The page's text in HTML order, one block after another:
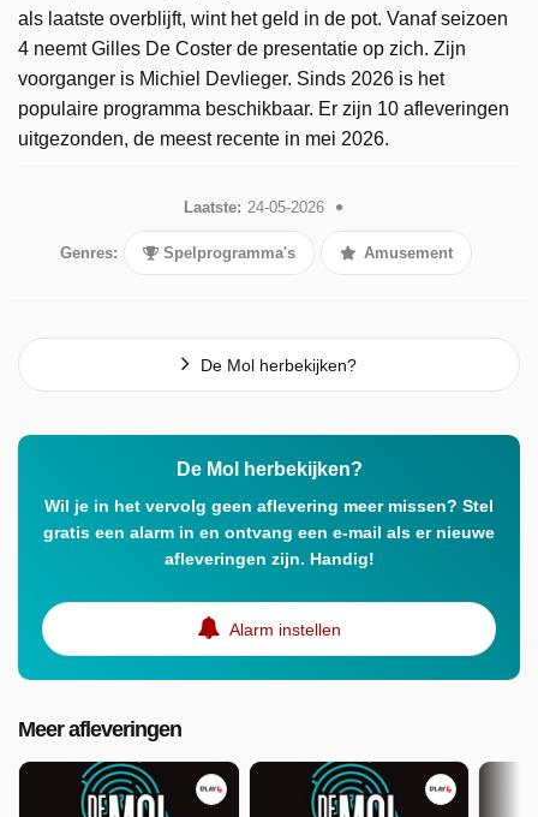
als laatste overblijft, wint het geld in de pot. Vanaf seizoen
4 neemt Gilles De Coster de presentatie op zich. Zijn
voorganger is Michiel Devlieger. Sinds 2026 is het
populaire programma beschikbaar. Er zijn 10 afleveringen
uitgezonden, de meest recente in mei 2026.
Laatste: 24-05-2026
Genres: Spelprogramma's Amusement
De Mol herbekijken?
De Mol herbekijken?
Wil je in het vervolg geen aflevering meer missen? Stel
gratis een alarm in en ontvang een e-mail als er nieuwe
afleveringen zijn. Handig!
Alarm instellen
Meer afleveringen